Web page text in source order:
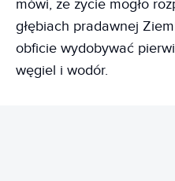
mówi, że życie mogło
głębiach pradawnej
obficie wydobywać
węgiel i wodór.